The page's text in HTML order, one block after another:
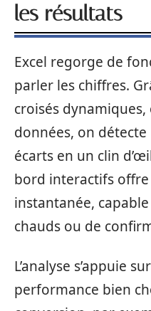
les résultats
Excel regorge de
parler les chiffres.
croisés
données, on
écarts en un clin
bord interactifs
instantanée,
chauds ou de
L’analyse s’appuie
performance bien